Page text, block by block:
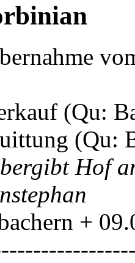
(Qu:
(Qu:
Hof
+